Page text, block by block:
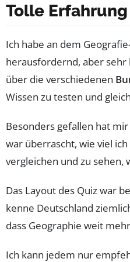
Tolle
Ich habe an dem
herausfordernd, aber
über die verschiedenen
Wissen zu testen und
Besonders gefallen hat
war überrascht, wie viel
vergleichen und zu
Das Layout des Quiz war
kenne Deutschland
dass Geographie weit
Ich kann jedem nur